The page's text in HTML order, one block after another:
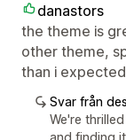
danastors
the theme is
other theme,
than i
Svar från
We're
and finding